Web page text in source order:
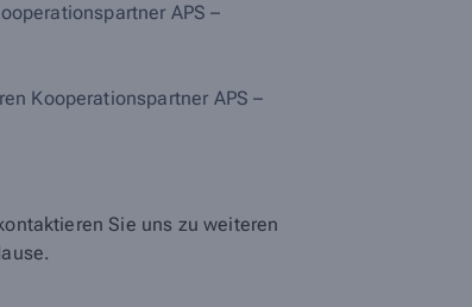
APS –
Kooperationspartner APS –
Sie uns zu weiteren